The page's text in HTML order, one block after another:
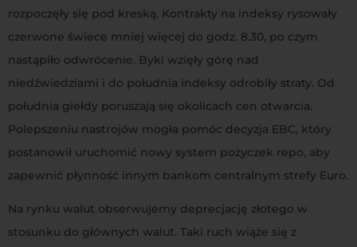
rozpoczęły się pod kreską. Kontrakty na indeksy rysowały
czerwone świece mniej więcej do godz. 8.30, po czym
nastąpiło odwrócenie. Byki wzięły górę nad
niedźwiedziami i do południa indeksy odrobiły straty. Od
południa giełdy poruszają się okolicach cen otwarcia.
Polepszeniu nastrojów mogła pomóc decyzja EBC, który
postanowił uruchomić nowy system pożyczek repo, aby
zapewnić płynność innym bankom centralnym strefy Euro.
Na rynku walut obserwujemy deprecjację złotego w
stosunku do głównych walut. Taki ruch wiąże się z